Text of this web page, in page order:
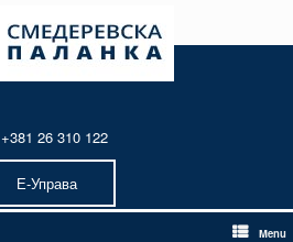
+381 26 310 122
Е-Управа
Menu